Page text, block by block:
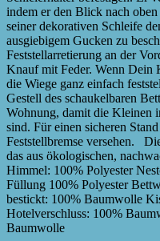
indem er den Blick nach
seiner dekorativen Schleife
ausgiebigem Gucken zu
Feststellarretierung an der
Knauf mit Feder. Wenn Dein
die Wiege ganz einfach
Gestell des schaukelbaren
Wohnung, damit die Kleinen
sind. Für einen sicheren
Feststellbremse versehen.
das aus ökologischen,
Himmel: 100% Polyester
Füllung 100% Polyester
bestickt: 100% Baumwolle
Hotelverschluss: 100%
Baumwolle